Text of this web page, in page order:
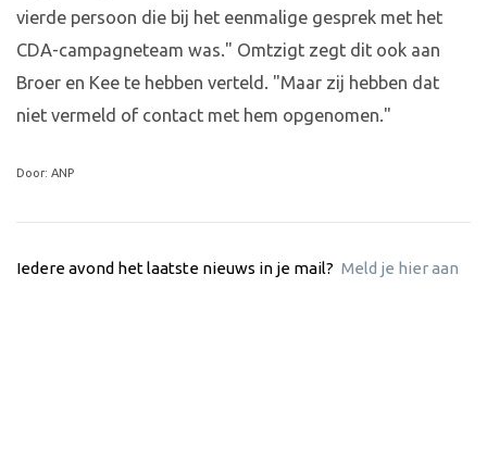
vierde persoon die bij het eenmalige gesprek met het
CDA-campagneteam was." Omtzigt zegt dit ook aan
Broer en Kee te hebben verteld. "Maar zij hebben dat
niet vermeld of contact met hem opgenomen."
Door: ANP
Iedere avond het laatste nieuws in je mail? Meld je hier aan